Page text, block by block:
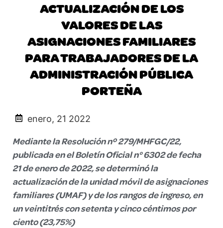
ACTUALIZACIÓN DE LOS
VALORES DE LAS
ASIGNACIONES FAMILIARES
PARA TRABAJADORES DE LA
ADMINISTRACIÓN PÚBLICA
PORTEÑA
enero, 21 2022
Mediante la Resolución nº 279/MHFGC/22,
publicada en el Boletín Oficial n° 6302 de fecha
21 de enero de 2022, se determinó la
actualización de la unidad móvil de asignaciones
familiares (UMAF) y de los rangos de ingreso, en
un veintitrés con setenta y cinco céntimos por
ciento (23,75%)